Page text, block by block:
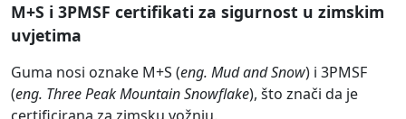
M+S i 3PMSF certifikati za sigurnost u zimskim
uvjetima
Guma nosi oznake M+S (eng. Mud and Snow) i 3PMSF
(eng. Three Peak Mountain Snowflake), što znači da je